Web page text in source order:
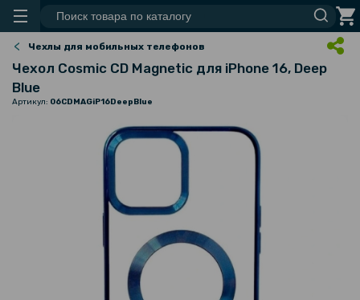
Чехлы для мобильных телефонов
Чехол Cosmic CD Magnetic для iPhone 16, Deep
Blue
Артикул: 06CDMAGiP16DeepBlue